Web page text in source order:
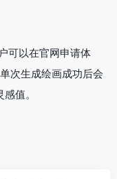
可以在官网申请体
次生成绘画成功后会
值。